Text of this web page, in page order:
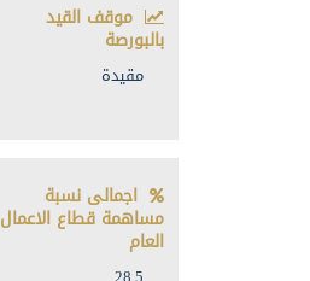
موقف القيد
بالبورصة
مقيدة
اجمالى نسبة
مساهمة قطاع الاعمال
العام